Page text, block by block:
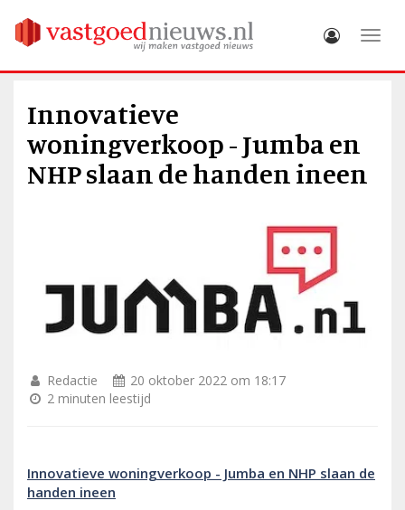
Innovatieve
woningverkoop - Jumba en
NHP slaan de handen ineen
Redactie
20 oktober 2022 om 18:17
2 minuten leestijd
Innovatieve woningverkoop - Jumba en NHP slaan de
handen ineen